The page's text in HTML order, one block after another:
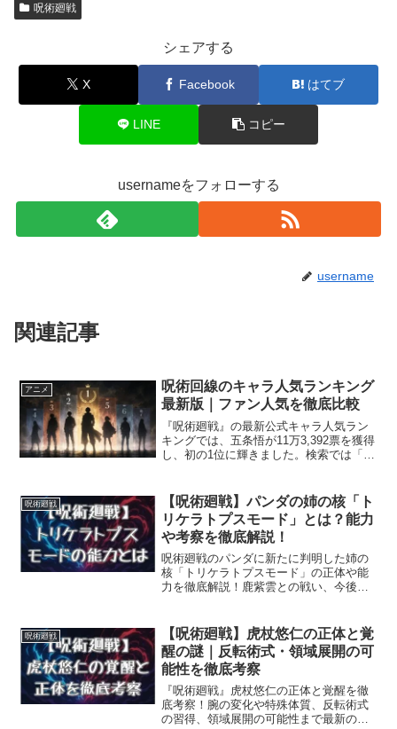
呪術廻戦
シェアする
X Facebook はてブ
LINE コピー
usernameをフォローする
username
関連記事
アニメ
呪術回線のキャラ人気ランキング
最新版｜ファン人気を徹底比較
『呪術廻戦』の最新公式キャラ人気ラン
キングでは、五条悟が11万3,392票を獲得
し、初の1位に輝きました。検索では「呪
す。本記事では、公式第4回人気投票と一
般ファン参加型ラ...
呪術廻戦
【呪術廻戦】パンダの姉の核「ト
リケラトプスモード」とは？能力
や考察を徹底解説！
呪術廻戦のパンダに新たに判明した姉の
核「トリケラトプスモード」の正体や能
力を徹底解説！鹿紫雲との戦い、今後の
呪術廻戦
【呪術廻戦】虎杖悠仁の正体と覚
醒の謎｜反転術式・領域展開の可
能性を徹底考察
『呪術廻戦』虎杖悠仁の正体と覚醒を徹
底考察！腕の変化や特殊体質、反転術式
の習得、領域展開の可能性まで最新の伏